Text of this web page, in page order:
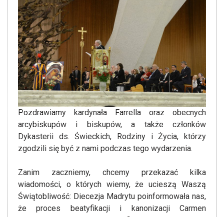
Pozdrawiamy kardynała Farrella oraz obecnych
arcybiskupów i biskupów, a także członków
Dykasterii ds. Świeckich, Rodziny i Życia, którzy
zgodzili się być z nami podczas tego wydarzenia.
Zanim zaczniemy, chcemy przekazać kilka
wiadomości, o których wiemy, że ucieszą Waszą
Świątobliwość: Diecezja Madrytu poinformowała nas,
że proces beatyfikacji i kanonizacji Carmen